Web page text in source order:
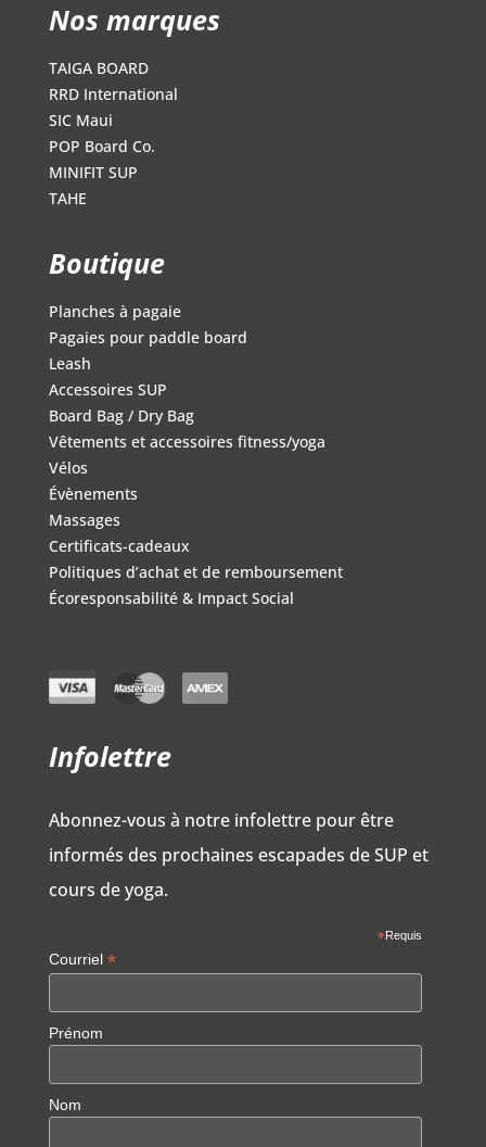
Nos marques
TAIGA BOARD
RRD International
SIC Maui
POP Board Co.
MINIFIT SUP
TAHE
Boutique
Planches à pagaie
Pagaies pour paddle board
Leash
Accessoires SUP
Board Bag / Dry Bag
Vêtements et accessoires fitness/yoga
Vélos
Évènements
Massages
Certificats-cadeaux
Politiques d’achat et de remboursement
Écoresponsabilité & Impact Social
Infolettre
Abonnez-vous à notre infolettre pour être
informés des prochaines escapades de SUP et
cours de yoga.
*Requis
Courriel *
Prénom
Nom